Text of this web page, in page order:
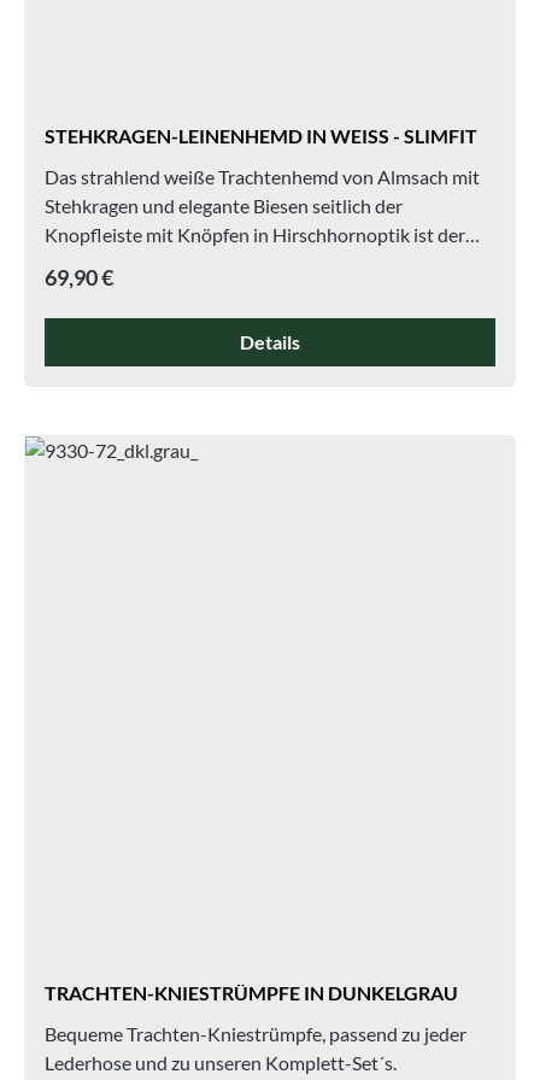
STEHKRAGEN-LEINENHEMD IN WEISS - SLIMFIT
Das strahlend weiße Trachtenhemd von Almsach mit
Stehkragen und elegante Biesen seitlich der
Knopfleiste mit Knöpfen in Hirschhornoptik ist der
Trachtenhemd aus 100% Leinen mit langen Ärmeln
lässt sich des weiteren auch mit einem Janker oder
einer Trachtenwest sehr schön kombinieren.
Regulärer Preis:
69,90 €
Details
TRACHTEN-KNIESTRÜMPFE IN DUNKELGRAU
Bequeme Trachten-Kniestrümpfe, passend zu jeder
Lederhose und zu unseren Komplett-Set´s.